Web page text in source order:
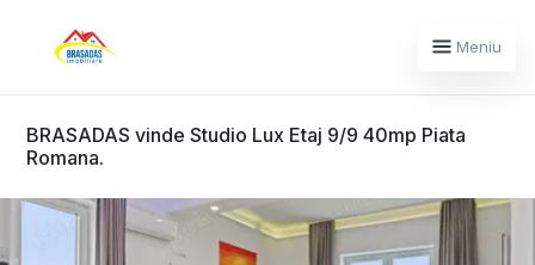
Meniu
BRASADAS vinde Studio Lux Etaj 9/9 40mp Piata
Romana.